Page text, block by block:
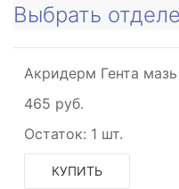
Выбрать
Акридерм Гента
465 руб.
Остаток: 1 шт.
КУПИТЬ